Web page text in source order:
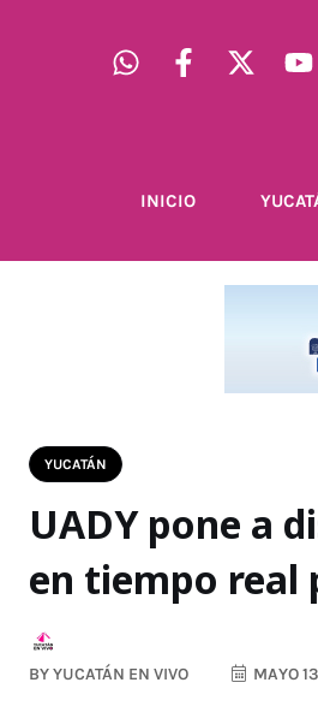
INICIO
YUCATÁN
UADY pone a
en tiempo
BYYUCATÁN EN VIVO MAYO